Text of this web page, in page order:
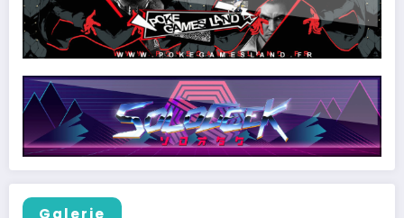
Galerie